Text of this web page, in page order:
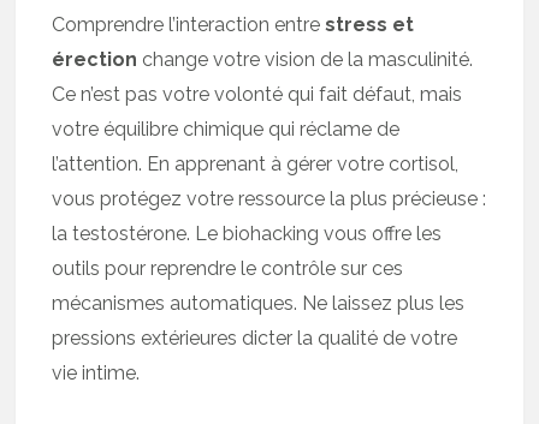
Comprendre l’interaction entrestress et
érection change votre vision de la masculinité.
Ce n’est pas votre volonté qui fait défaut, mais
votre équilibre chimique qui réclame de
l’attention. En apprenant à gérer votre cortisol,
vous protégez votre ressource la plus précieuse :
la testostérone. Le biohacking vous offre les
outils pour reprendre le contrôle sur ces
mécanismes automatiques. Ne laissez plus les
pressions extérieures dicter la qualité de votre
vie intime.